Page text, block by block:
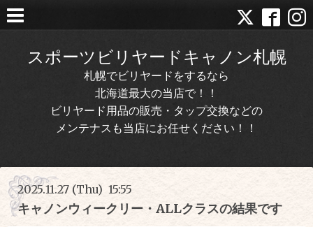
スポーツビリヤードキャノン札幌
札幌でビリヤードをするなら
北海道最大の当店で！！
ビリヤード用品の販売・タップ交換などの
メンテナスも当店にお任せください！！
2025.11.27 (Thu) 15:55
キャノンウィークリー・ALLクラスの結果です